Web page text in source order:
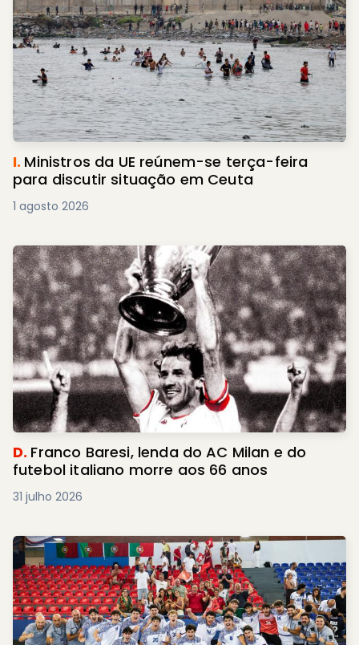
I. Ministros da UE reúnem-se terça-feira
para discutir situação em Ceuta
1 agosto 2026
D. Franco Baresi, lenda do AC Milan e do
futebol italiano morre aos 66 anos
31 julho 2026